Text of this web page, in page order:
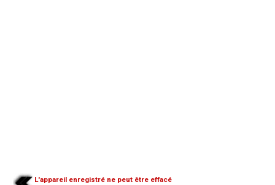
L'appareil enregistré ne peut être effacé